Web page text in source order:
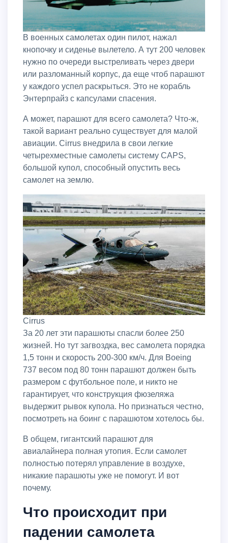
В военных самолетах один пилот, нажал
кнопочку и сиденье вылетело. А тут 200 человек
нужно по очереди выстреливать через двери
или разломанный корпус, да еще чтоб парашют
у каждого успел раскрыться. Это не корабль
Энтерпрайз с капсулами спасения.
А может, парашют для всего самолета? Что-ж,
такой вариант реально существует для малой
авиации. Cirrus внедрила в свои легкие
четырехместные самолеты систему CAPS,
большой купол, способный опустить весь
самолет на землю.
Cirrus
За 20 лет эти парашюты спасли более 250
жизней. Но тут загвоздка, вес самолета порядка
1,5 тонн и скорость 200-300 км/ч. Для Boeing
737 весом под 80 тонн парашют должен быть
размером с футбольное поле, и никто не
гарантирует, что конструкция фюзеляжа
выдержит рывок купола. Но признаться честно,
посмотреть на боинг с парашютом хотелось бы.
В общем, гигантский парашют для
авиалайнера полная утопия. Если самолет
полностью потерял управление в воздухе,
никакие парашюты уже не помогут. И вот
почему.
Что происходит при
падении самолета